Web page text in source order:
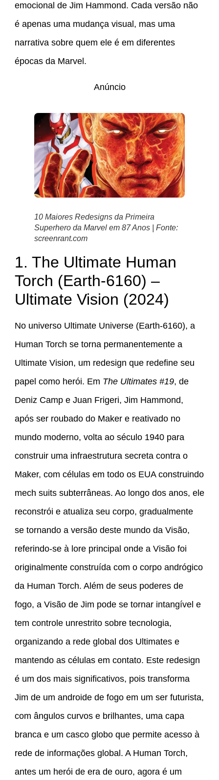
emocional de Jim Hammond. Cada versão não
é apenas uma mudança visual, mas uma
narrativa sobre quem ele é em diferentes
épocas da Marvel.
Anúncio
10 Maiores Redesigns da Primeira
Superhero da Marvel em 87 Anos | Fonte:
screenrant.com
1. The Ultimate Human
Torch (Earth-6160) –
Ultimate Vision (2024)
No universo Ultimate Universe (Earth-6160), a
Human Torch se torna permanentemente a
Ultimate Vision, um redesign que redefine seu
papel como herói. Em The Ultimates #19, de
Deniz Camp e Juan Frigeri, Jim Hammond,
após ser roubado do Maker e reativado no
mundo moderno, volta ao século 1940 para
construir uma infraestrutura secreta contra o
Maker, com células em todo os EUA construindo
mech suits subterrâneas. Ao longo dos anos, ele
reconstrói e atualiza seu corpo, gradualmente
se tornando a versão deste mundo da Visão,
referindo-se à lore principal onde a Visão foi
originalmente construída com o corpo andrógico
da Human Torch. Além de seus poderes de
fogo, a Visão de Jim pode se tornar intangível e
tem controle unrestrito sobre tecnologia,
organizando a rede global dos Ultimates e
mantendo as células em contato. Este redesign
é um dos mais significativos, pois transforma
Jim de um androide de fogo em um ser futurista,
com ângulos curvos e brilhantes, uma capa
branca e um casco globo que permite acesso à
rede de informações global. A Human Torch,
antes um herói de era de ouro, agora é um